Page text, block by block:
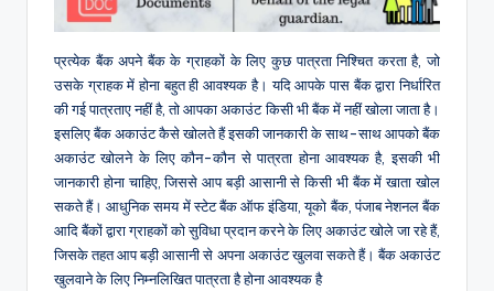
प्रत्येक बैंक अपने बैंक के ग्राहकों के लिए कुछ पात्रता निश्चित करता है, जो
उसके ग्राहक में होना बहुत ही आवश्यक है। यदि आपके पास बैंक द्वारा निर्धारित
की गई पात्रताए नहीं है, तो आपका अकाउंट किसी भी बैंक में नहीं खोला जाता है।
इसलिए बैंक अकाउंट कैसे खोलते हैं इसकी जानकारी के साथ-साथ आपको बैंक
अकाउंट खोलने के लिए कौन-कौन से पात्रता होना आवश्यक है, इसकी भी
जानकारी होना चाहिए, जिससे आप बड़ी आसानी से किसी भी बैंक में खाता खोल
सकते हैं। आधुनिक समय में स्टेट बैंक ऑफ इंडिया, यूको बैंक, पंजाब नेशनल बैंक
आदि बैंकों द्वारा ग्राहकों को सुविधा प्रदान करने के लिए अकाउंट खोले जा रहे हैं,
जिसके तहत आप बड़ी आसानी से अपना अकाउंट खुलवा सकते हैं। बैंक अकाउंट
खुलवाने के लिए निम्नलिखित पात्रता है होना आवश्यक है